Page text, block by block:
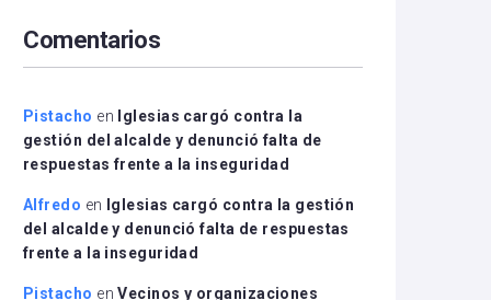
disminuir
el
Comentarios
Pistacho en
Iglesias cargó contra la
gestión del alcalde y denunció falta de
respuestas frente a la inseguridad
Alfredo en
Iglesias cargó contra la gestión
del alcalde y denunció falta de respuestas
frente a la inseguridad
Pistacho enVecinos y organizaciones